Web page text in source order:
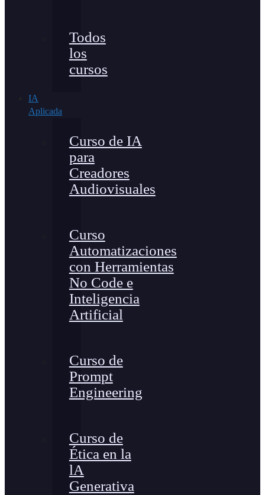
Todos
los
cursos
IA
Aplicada
Curso de IA
para
Creadores
Audiovisuales
Curso
Automatizaciones
con Herramientas
No Code e
Inteligencia
Artificial
Curso de
Prompt
Engineering
Curso de
Ética en la
lA
Generativa